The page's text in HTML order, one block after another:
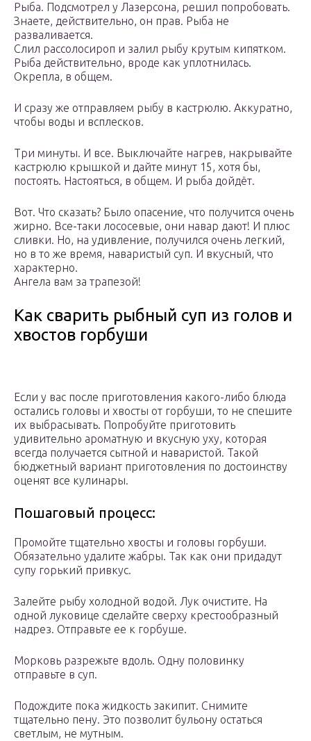
Рыба. Подсмотрел у Лазерсона, решил попробовать.
Знаете, действительно, он прав. Рыба не
разваливается.
Слил рассолосироп и залил рыбу крутым кипятком.
Рыба действительно, вроде как уплотнилась.
Окрепла, в общем.
И сразу же отправляем рыбу в кастрюлю. Аккуратно,
чтобы воды и всплесков.
Три минуты. И все. Выключайте нагрев, накрывайте
кастрюлю крышкой и дайте минут 15, хотя бы,
постоять. Настояться, в общем. И рыба дойдёт.
Вот. Что сказать? Было опасение, что получится очень
жирно. Все-таки лососевые, они навар дают! И плюс
сливки. Но, на удивление, получился очень легкий,
но в то же время, наваристый суп. И вкусный, что
характерно.
Ангела вам за трапезой!
Как сварить рыбный суп из голов и
хвостов горбуши
Если у вас после приготовления какого-либо блюда
остались головы и хвосты от горбуши, то не спешите
их выбрасывать. Попробуйте приготовить
удивительно ароматную и вкусную уху, которая
всегда получается сытной и наваристой. Такой
бюджетный вариант приготовления по достоинству
оценят все кулинары.
Пошаговый процесс:
Промойте тщательно хвосты и головы горбуши.
Обязательно удалите жабры. Так как они придадут
супу горький привкус.
Залейте рыбу холодной водой. Лук очистите. На
одной луковице сделайте сверху крестообразный
надрез. Отправьте ее к горбуше.
Морковь разрежьте вдоль. Одну половинку
отправьте в суп.
Подождите пока жидкость закипит. Снимите
тщательно пену. Это позволит бульону остаться
светлым, не мутным.